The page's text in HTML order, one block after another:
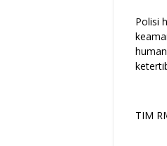
Polisi
TIM